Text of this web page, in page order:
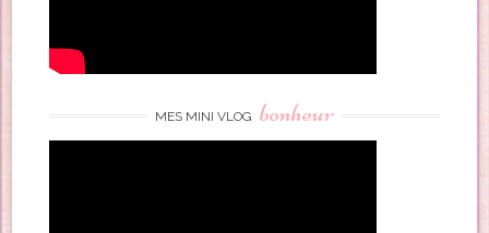
MES MINI VLOG bonheur